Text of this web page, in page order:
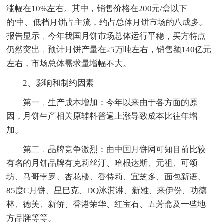
涨幅在10%左右。其中，销售价格在200元/盒以下
的'中、低档月饼占主流，约占总体月饼市场的八成多。
报告显示，今年我国月饼市场总体运行平稳，买方特点
仍然突出，预计月饼产量在25万吨左右，销售额140亿元
左右，市场总体需求量增幅不大。
2、影响和制约因素
第一，生产成本增加：今年以来由于各方面的原
因，月饼生产相关原辅料普遍上涨导致成本比往年增
加。
第二，品牌竞争激烈：由中国月饼网可知目前比较
有名的月饼品牌有克莉丝汀、哈根达斯、元祖、可颂
坊、马哥孛罗、杏花楼、香特莉、宜芝多、面包新语、
85度C月饼、星巴克、DQ冰淇淋、新雅、来伊份、功德
林、德芙、新侨、香港荣华、红宝石、五芳斋及一些地
方品牌等等。